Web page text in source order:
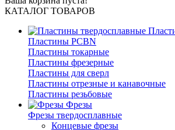
КАТАЛОГ ТОВАРОВ
Пластины PCBN
Пластины токарные
Пластины фрезерные
Пластины для сверл
Пластины отрезные и канавочные
Пластины резьбовые
Фрезы
Фрезы твердосплавные
Концевые фрезы